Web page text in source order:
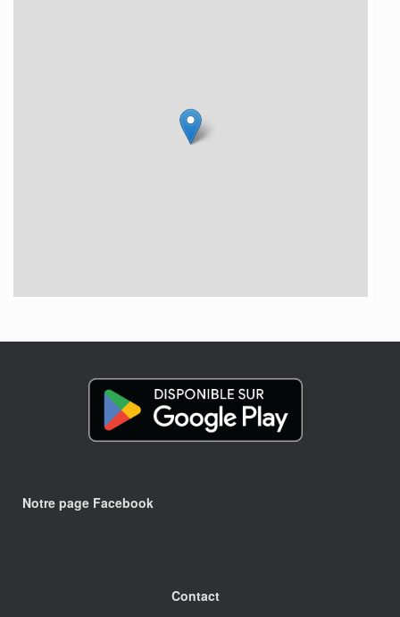
Notre page Facebook
Contact